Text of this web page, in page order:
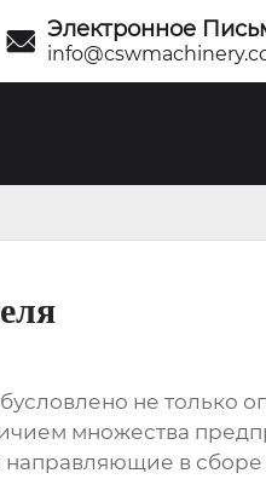
 Электронное
не только
множества
направляющие в